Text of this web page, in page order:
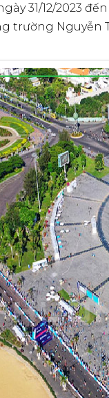
31/12/2023
trường Nguyễn